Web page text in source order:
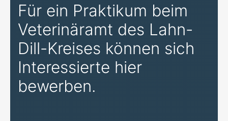
Für ein Praktikum beim
Veterinäramt des Lahn-
Dill-Kreises können sich
Interessierte hier
bewerben.